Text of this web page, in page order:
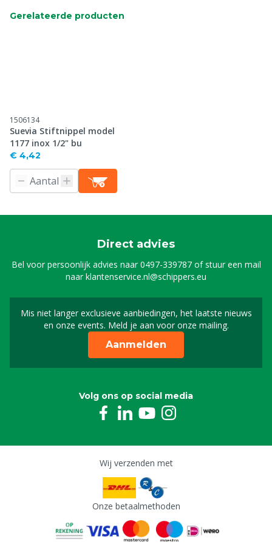
Gerelateerde producten
1506134
Suevia Stiftnippel model
1177 inox 1/2" bu
€ 4,42
Direct advies
Bel voor persoonlijk advies naar0497-339787of stuur een mail
naarklantenservice.nl@schippers.eu
Mis niet langer exclusieve aanbiedingen, het laatste nieuws
en onze events. Meld je aan voor onze mailing.
Schrijf je in voor onze
Aanmelden
Volg ons op social media
Wij verzenden met
Onze betaalmethoden